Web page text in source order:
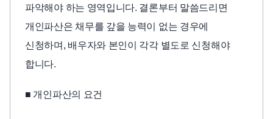
파악해야 하는 영역입니다. 결론부터 말씀드리면
개인파산은 채무를 갚을 능력이 없는 경우에
신청하며, 배우자와 본인이 각각 별도로 신청해야
합니다.
■ 개인파산의 요건